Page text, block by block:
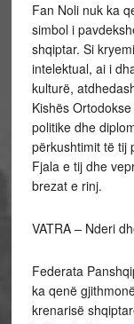
Fan Noli nuk ka
simbol i
shqiptar. Si
intelektual, ai i
kulturë,
Kishës
politike dhe
përkushtimit të tij
Fjala e tij dhe
brezat e rinj.
VATRA – Nderi
Federata
ka qenë
krenarisë